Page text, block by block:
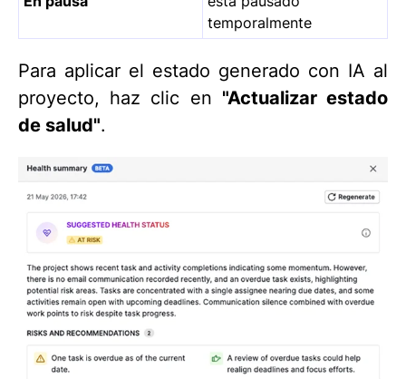
temporalmente
Para aplicar el estado generado con IA al
proyecto, haz clic en "Actualizar estado
de salud".